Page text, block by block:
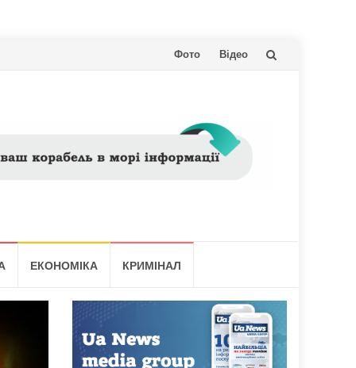
Skip
Фото Відео
ЕКОНОМІКА КРИМІНАЛ